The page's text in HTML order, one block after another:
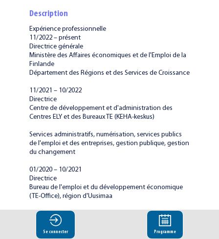
Description
Expérience professionnelle
11/2022 – présent
Directrice générale
Ministère des Affaires économiques et de l'Emploi de la
Finlande
Département des Régions et des Services de Croissance
11/2021 – 10/2022
Directrice
Centre de développement et d'administration des
Centres ELY et des Bureaux TE (KEHA-keskus)
Services administratifs, numérisation, services publics
de l'emploi et des entreprises, gestion publique, gestion
du changement
01/2020 – 10/2021
Directrice
Bureau de l'emploi et du développement économique
(TE-Office), région d'Uusimaa
Services publics de l'emploi et des entreprises, sécurité
du chômage, gestion publique, gestion du changement
Se connecter Programme